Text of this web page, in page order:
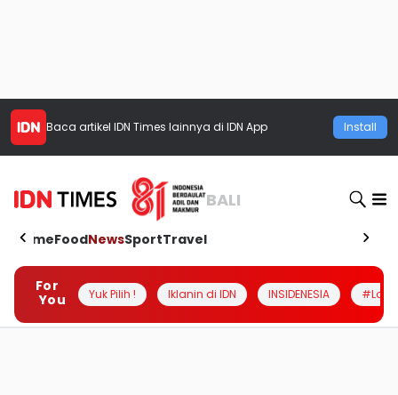
Baca artikel IDN Times lainnya di IDN App Install
BALI
HomeFoodNewsSportTravel
For
You
Yuk Pilih ! Iklanin di IDN INSIDENESIA